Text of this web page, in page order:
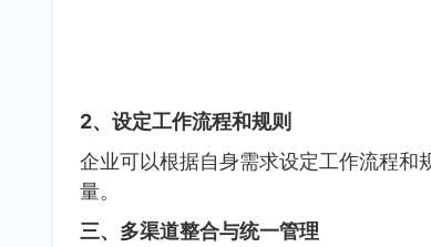
2、设定工作流程和规则
企业可以根据自身需求设定工作流程和
量。
三、多渠道整合与统一管理